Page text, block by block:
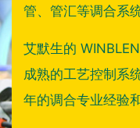
管、管汇等调合系
艾默生的
成熟的工艺控制系
年的调合专业经验